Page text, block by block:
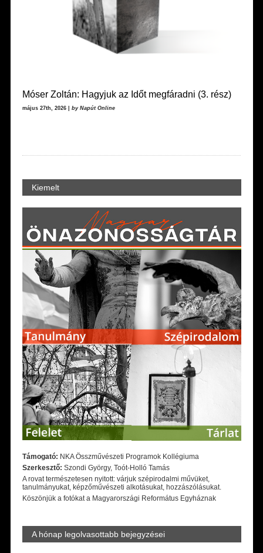
Móser Zoltán: Hagyjuk az Időt megfáradni (3. rész)
május 27th, 2026 | by Napút Online
Kiemelt
Támogató: NKA Összművészeti Programok Kollégiuma
Szerkesztő: Szondi György, Toót-Holló Tamás
A rovat természetesen nyitott: várjuk szépirodalmi művüket,
tanulmányukat, képzőművészeti alkotásukat, hozzászólásukat.
Köszönjük a fotókat a Magyarországi Református Egyháznak
A hónap legolvasottabb bejegyzései